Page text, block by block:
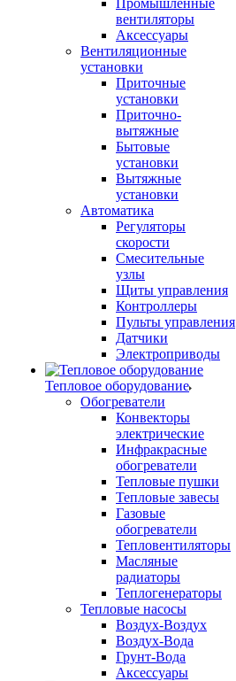
Промышленные
вентиляторы
Аксессуары
Вентиляционные
установки
Приточные
установки
Приточно-
вытяжные
Бытовые
установки
Вытяжные
установки
Автоматика
Регуляторы
скорости
Смесительные
узлы
Щиты управления
Контроллеры
Пульты управления
Датчики
Электроприводы
Тепловое оборудование
Обогреватели
Конвекторы
электрические
Инфракрасные
обогреватели
Тепловые пушки
Тепловые завесы
Газовые
обогреватели
Тепловентиляторы
Масляные
радиаторы
Теплогенераторы
Тепловые насосы
Воздух-Воздух
Воздух-Вода
Грунт-Вода
Аксессуары